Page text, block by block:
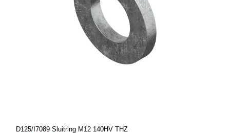
D125/I7089 Sluitring M12 140HV THZ